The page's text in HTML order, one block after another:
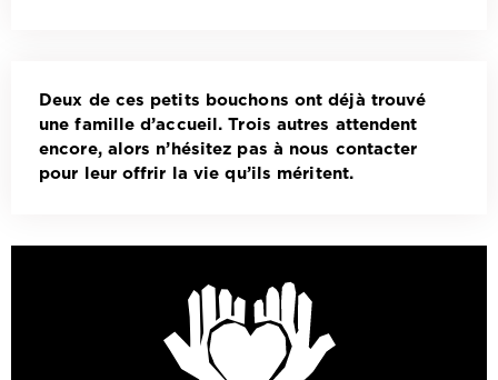
Deux de ces petits bouchons ont déjà trouvé
une famille d’accueil. Trois autres attendent
encore, alors n’hésitez pas à nous contacter
pour leur offrir la vie qu’ils méritent.